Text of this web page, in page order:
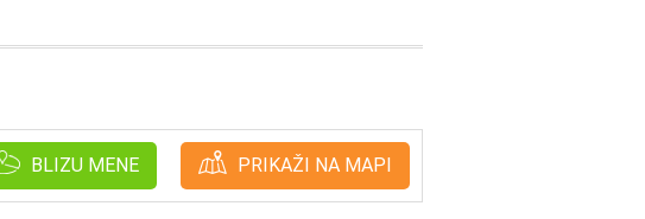
BLIZU MENE PRIKAŽI NA MAPI